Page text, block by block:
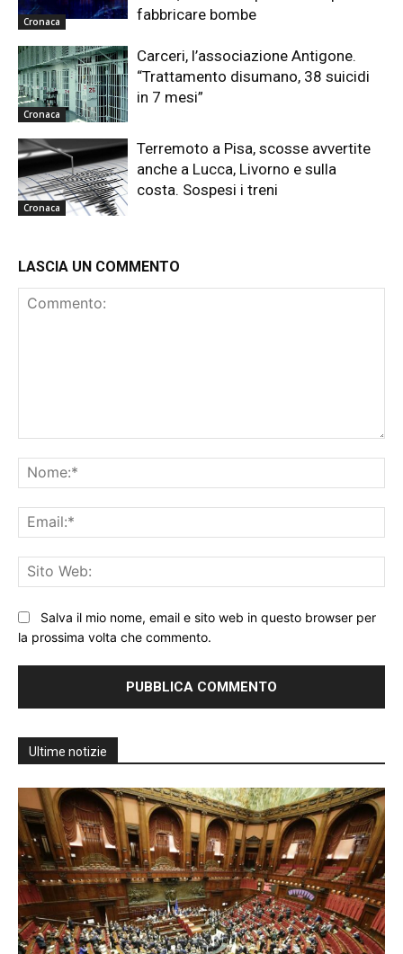
Cronaca
fabbricare bombe
Cronaca
Carceri, l’associazione Antigone.
“Trattamento disumano, 38 suicidi
in 7 mesi”
Cronaca
Terremoto a Pisa, scosse avvertite
anche a Lucca, Livorno e sulla
costa. Sospesi i treni
LASCIA UN COMMENTO
Salva il mio nome, email e sito web in questo browser per
la prossima volta che commento.
Ultime notizie